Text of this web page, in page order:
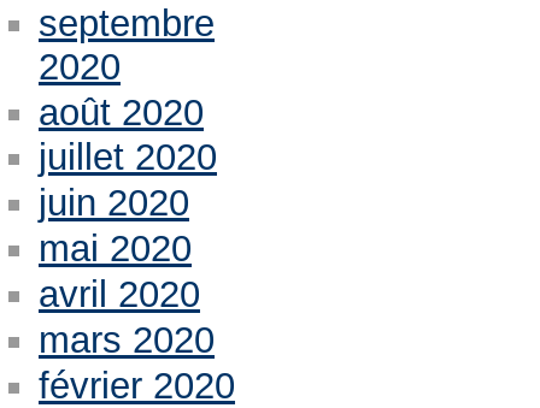
septembre
2020
août 2020
juillet 2020
juin 2020
mai 2020
avril 2020
mars 2020
février 2020